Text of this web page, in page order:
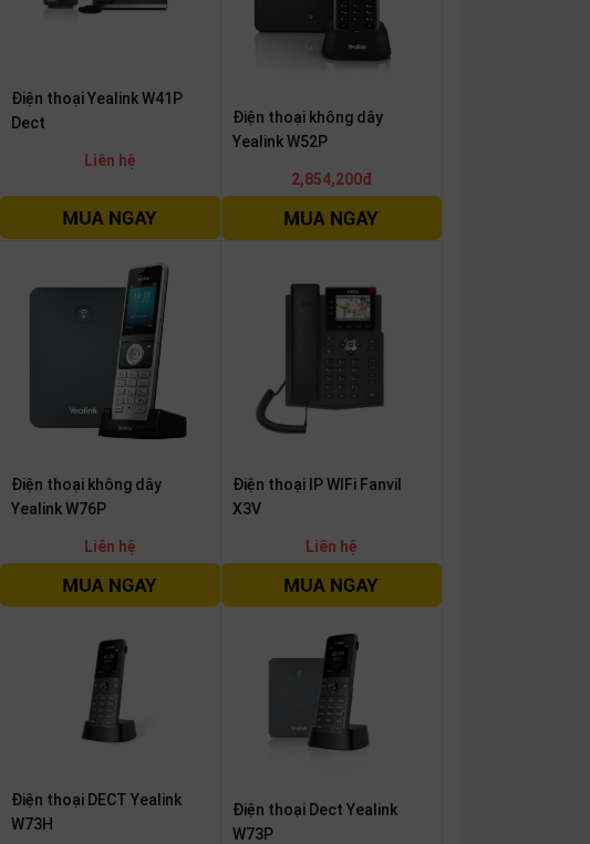
Điện thoại Yealink W41P
Dect
Liên hệ
Điện thoại không dây
Yealink W52P
2,854,200đ
Điện thoại không dây
Yealink W76P
Liên hệ
Điện thoại IP WIFi Fanvil
X3V
Liên hệ
Điện thoại DECT Yealink
W73H
Điện thoại Dect Yealink
W73P